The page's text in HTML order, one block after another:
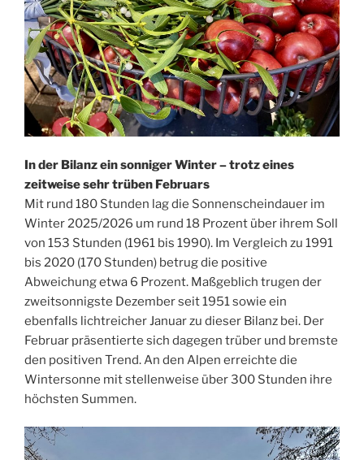
In der Bilanz ein sonniger Winter – trotz eines
zeitweise sehr trüben Februars
Mit rund 180 Stunden lag die Sonnenscheindauer im
Winter 2025/2026 um rund 18 Prozent über ihrem Soll
von 153 Stunden (1961 bis 1990). Im Vergleich zu 1991
bis 2020 (170 Stunden) betrug die positive
Abweichung etwa 6 Prozent. Maßgeblich trugen der
zweitsonnigste Dezember seit 1951 sowie ein
ebenfalls lichtreicher Januar zu dieser Bilanz bei. Der
Februar präsentierte sich dagegen trüber und bremste
den positiven Trend. An den Alpen erreichte die
Wintersonne mit stellenweise über 300 Stunden ihre
höchsten Summen.